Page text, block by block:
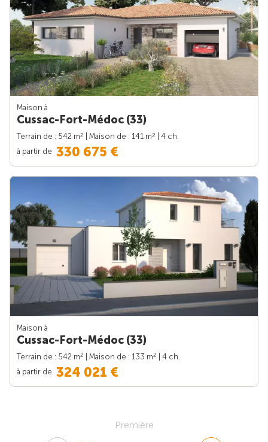
Maison à
Cussac-Fort-Médoc (33)
Terrain de : 542 m2 | Maison de : 141 m2
| 4 ch.
à partir de 330 675 €
Maison à
Cussac-Fort-Médoc (33)
Terrain de : 542 m2 | Maison de : 133 m2
| 4 ch.
à partir de 324 021 €
Première